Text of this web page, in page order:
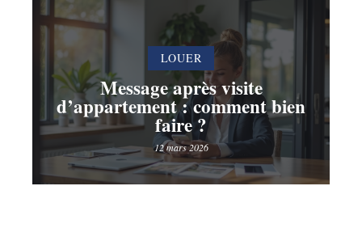
LOUER
Message après visite
d’appartement : comment bien
faire ?
12 mars 2026